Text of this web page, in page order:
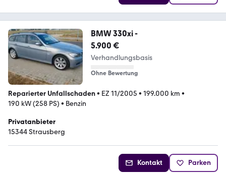
BMW 330xi -
5.900 €
Verhandlungsbasis
Ohne Bewertung
Reparierter Unfallschaden• EZ 11/2005 • 199.000 km •
190 kW (258 PS) • Benzin
Privatanbieter
15344 Strausberg
Kontakt Parken